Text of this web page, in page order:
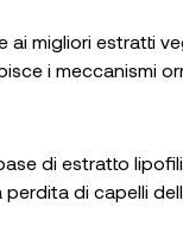
ai migliori estratti
i meccanismi
di estratto
di capelli